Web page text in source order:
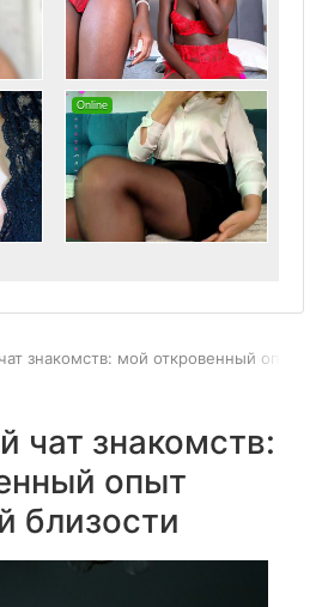
знакомств: мой откровенный опыт
чат знакомств:
опыт
близости